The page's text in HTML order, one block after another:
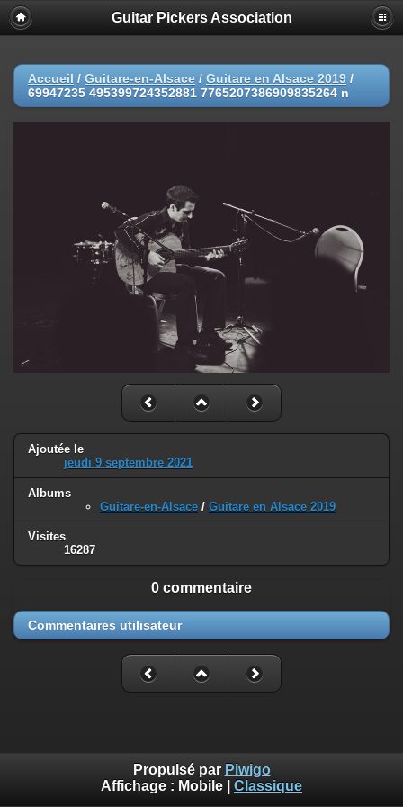
Guitar Pickers Association
Accueil / Guitare-en-Alsace / Guitare en Alsace 2019 /
69947235 495399724352881 7765207386909835264 n
Ajoutée le
jeudi 9 septembre 2021
Albums
Guitare-en-Alsace / Guitare en Alsace 2019
Visites
16287
0 commentaire
Commentaires utilisateur
Propulsé par Piwigo
Affichage : Mobile Classique